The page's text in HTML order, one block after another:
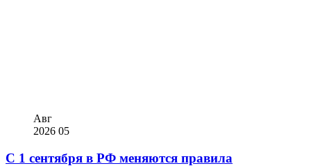
Авг
2026 05
С 1 сентября в РФ меняются правила